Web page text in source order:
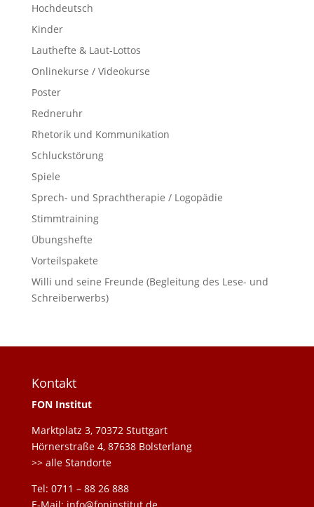
Hochdeutsch
Kinder
Lauthefte & Laut-Lottos
Onlinekurse / Videokurse
Poster
Redneruhr
Rhetorik und Kommunikation
Schluckstörung
Spiele
Sprech- und Sprachtherapie / Logopädie
Stimmtraining
Übungshefte
Vorteilspakete
Willi und seine Freunde (Begleitung des Lese- und
Schreiberwerbs)
Kontakt
FON Institut
Marktplatz 3, 70372 Stuttgart
Hörnerstraße 4, 87638 Bolsterlang
>> alle Standorte
Tel: 0711 – 88 26 888